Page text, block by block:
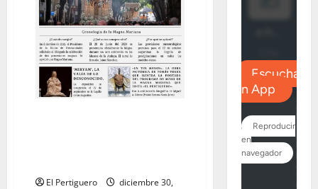
El Pertiguero
diciembre 30,